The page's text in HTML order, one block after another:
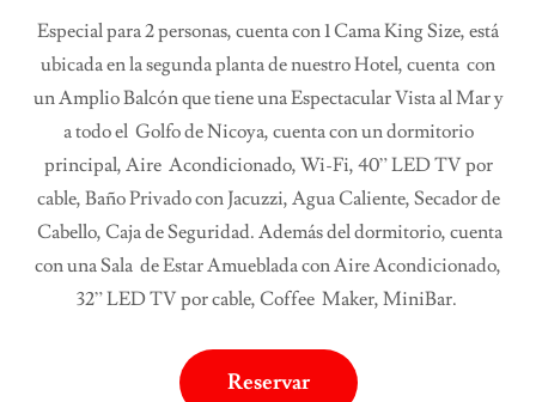
Especial para 2 personas, cuenta con 1 Cama King Size, está
ubicada en la segunda planta de nuestro Hotel, cuenta con
un Amplio Balcón que tiene una Espectacular Vista al Mar y
a todo el Golfo de Nicoya, cuenta con un dormitorio
principal, Aire Acondicionado, Wi-Fi, 40” LED TV por
cable, Baño Privado con Jacuzzi, Agua Caliente, Secador de
Cabello, Caja de Seguridad. Además del dormitorio, cuenta
con una Sala de Estar Amueblada con Aire Acondicionado,
32” LED TV por cable, Coffee Maker, MiniBar.
Reservar